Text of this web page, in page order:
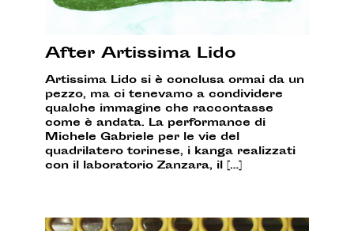
After Artissima Lido
Artissima Lido si è conclusa ormai da un
pezzo, ma ci tenevamo a condividere
qualche immagine che raccontasse
come è andata. La performance di
Michele Gabriele per le vie del
quadrilatero torinese, i kanga realizzati
con il laboratorio Zanzara, il […]